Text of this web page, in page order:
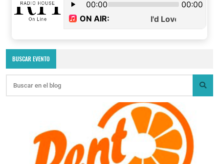
BUSCAR EVENTO